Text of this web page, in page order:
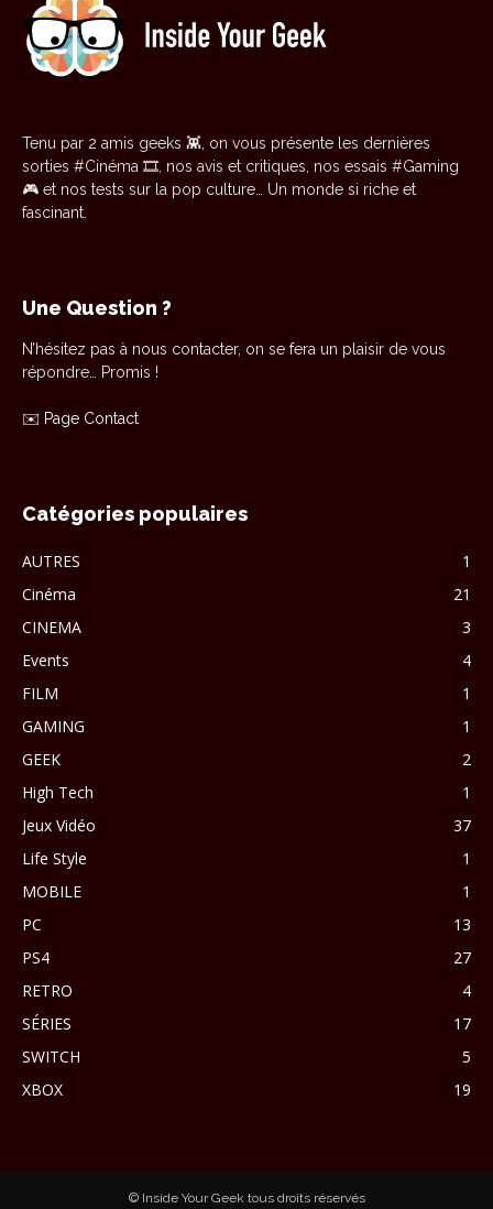
Tenu par 2 amis geeks 👾, on vous présente les dernières
sorties #Cinéma 🎞️, nos avis et critiques, nos essais #Gaming
🎮 et nos tests sur la pop culture… Un monde si riche et
fascinant.
Une Question ?
N’hésitez pas à nous contacter, on se fera un plaisir de vous
répondre… Promis !
✉️ Page Contact
Catégories populaires
AUTRES
1
Cinéma
21
CINEMA
3
Events
4
FILM
1
GAMING
1
GEEK
2
High Tech
1
Jeux Vidéo
37
Life Style
1
MOBILE
1
PC
13
PS4
27
RETRO
4
SÉRIES
17
SWITCH
5
XBOX
19
© Inside Your Geek tous droits réservés